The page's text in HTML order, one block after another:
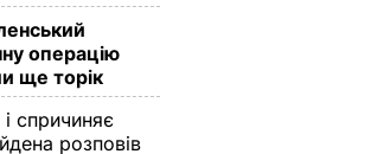
операцію
ще торік
спричиняє
розповів